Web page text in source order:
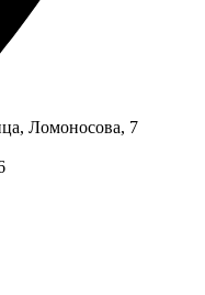
Ломоносова, 7